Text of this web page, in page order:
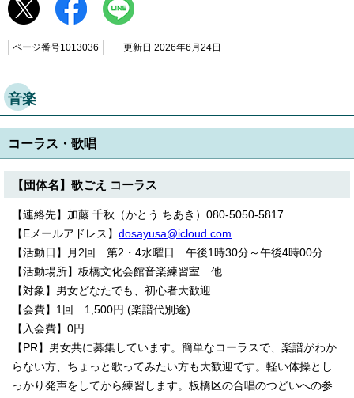
ページ番号1013036 更新日 2026年6月24日
音楽
コーラス・歌唱
【団体名】歌ごえ コーラス
【連絡先】加藤 千秋（かとう ちあき）080-5050-5817
【Eメールアドレス】 dosayusa@icloud.com
【活動日】月2回 第2・4水曜日 午後1時30分～午後4時00分
【活動場所】板橋文化会館音楽練習室 他
【対象】男女どなたでも、初心者大歓迎
【会費】1回 1,500円 (楽譜代別途)
【入会費】0円
【PR】男女共に募集しています。簡単なコーラスで、楽譜がわか
らない方、ちょっと歌ってみたい方も大歓迎です。軽い体操とし
っかり発声をしてから練習します。板橋区の合唱のつどいへの参